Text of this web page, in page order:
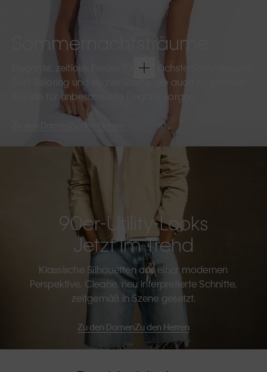
Sommernachtsträume
Elegante, zeitlose Pieces für die nächste Sommerparty.
Soft Tailoring und leichte Stoffe, die auch zu späterer
Stunde für unbeschwerte Eleganz sorgen.
Zu den Herren
90er-Utility-Looks
Jetzt Im Trend
Klassische Silhouetten aus einer modernen
Perspektive. Cleane, neu interpretierte Schnitte,
zeitgemäß in Szene gesetzt.
Zu den DamenZu den Herren